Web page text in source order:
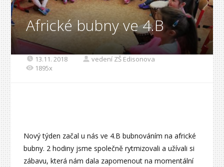
Africké bubny ve 4.B
13.11. 2018
vedení ZŠ Edisonova
1895x
Nový týden začal u nás ve 4.B bubnováním na africké
bubny. 2 hodiny jsme společně rytmizovali a užívali si
zábavu, která nám dala zapomenout na momentální